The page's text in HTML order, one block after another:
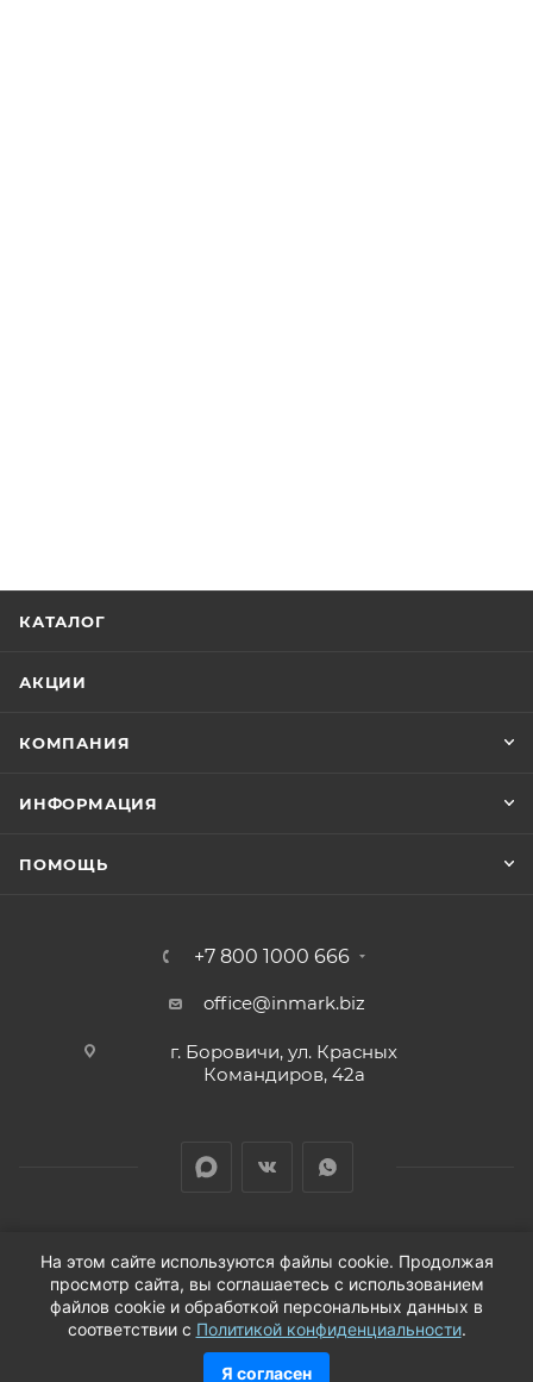
КАТАЛОГ
АКЦИИ
КОМПАНИЯ
ИНФОРМАЦИЯ
ПОМОЩЬ
+7 800 1000 666
office@inmark.biz
г. Боровичи, ул. Красных
Командиров, 42а
2026 © Продажа автозапчастей для иномарок в
Новгородской области
На этом сайте используются файлы cookie. Продолжая
просмотр сайта, вы соглашаетесь с использованием
файлов cookie и обработкой персональных данных в
соответствии с Политикой конфиденциальности.
Я согласен